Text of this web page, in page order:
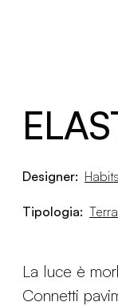
Designer:
Tipologia: Terra
La luce è
Connetti